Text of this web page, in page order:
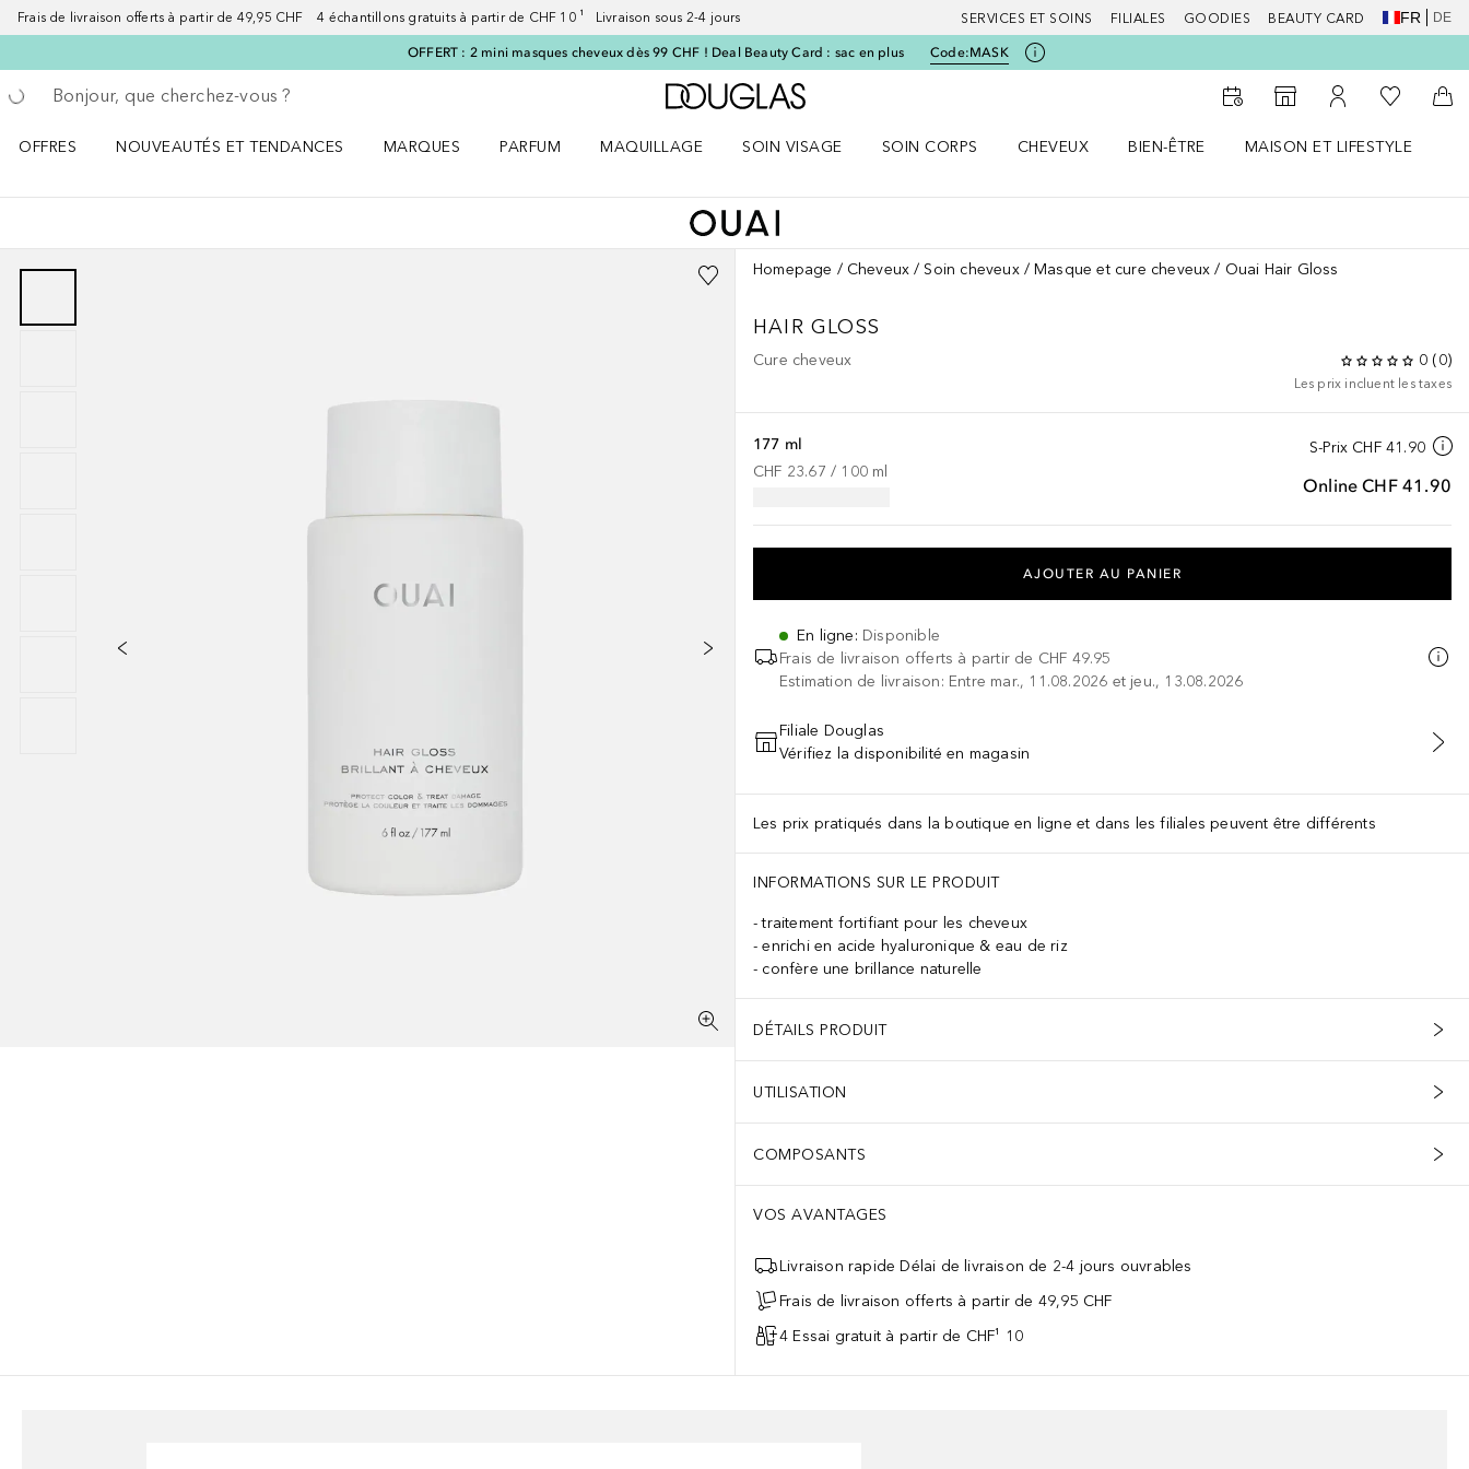
Frais de livraison offerts à partir de 49,95 CHF 4 échantillons gratuits à partir de CHF 10 ¹ Livraison sous 2-4 jours SERVICES ET SOINS FILIALES GOODIES BEAUTY CARD FR DE
OFFERT : 2 mini masques cheveux dès 99 CHF ! Deal Beauty Card : sac en plus Code:MASK
Retourner
Exécuter la recherche
Vers l'accueil Douglas
Vers le Storefinder
Vers Mon Compte
Vers Ma
OFFRES
NOUVEAUTÉS ET TENDANCES
MARQUES
PARFUM
MAQUILLAGE
SOIN VISAGE
SOIN CORPS
CHEVEUX
BIEN-ÊTRE
MAISON ET LIFESTYLE
Homepage Cheveux Soin cheveux Masque et cure cheveux Ouai Hair Gloss
HAIR GLOSS
Cure cheveux 0 (0)
Les prix incluent les taxes
S-Prix CHF 41.90
Online CHF 41.90
177 ml
CHF 23.67 / 100 ml
AJOUTER AU PANIER
En ligne: Disponible
Frais de livraison offerts à partir de CHF 49.95
Estimation de livraison: Entre mar., 11.08.2026 et jeu., 13.08.2026
Filiale Douglas
Vérifiez la disponibilité en magasin
Les prix pratiqués dans la boutique en ligne et dans les filiales peuvent être différents
INFORMATIONS SUR LE PRODUIT
traitement fortifiant pour les cheveux
enrichi en acide hyaluronique & eau de riz
confère une brillance naturelle
DÉTAILS PRODUIT
UTILISATION
COMPOSANTS
VOS AVANTAGES
Livraison rapide Délai de livraison de 2-4 jours ouvrables
Frais de livraison offerts à partir de 49,95 CHF
4 Essai gratuit à partir de CHF¹ 10